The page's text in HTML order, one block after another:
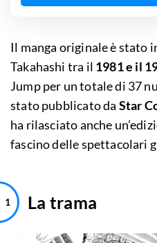
Il manga originale è stato
Takahashi tra il 1981 e il
Jump per un totale di 37
stato pubblicato da Star
ha rilasciato anche
fascino delle spettacolari
La trama